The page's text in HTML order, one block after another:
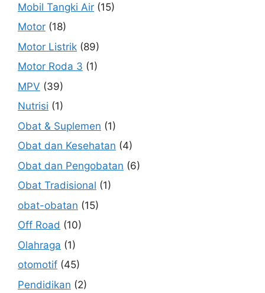
Mobil Tangki Air (15)
Motor (18)
Motor Listrik (89)
Motor Roda 3 (1)
MPV (39)
Nutrisi (1)
Obat & Suplemen (1)
Obat dan Kesehatan (4)
Obat dan Pengobatan (6)
Obat Tradisional (1)
obat-obatan (15)
Off Road (10)
Olahraga (1)
otomotif (45)
Pendidikan (2)